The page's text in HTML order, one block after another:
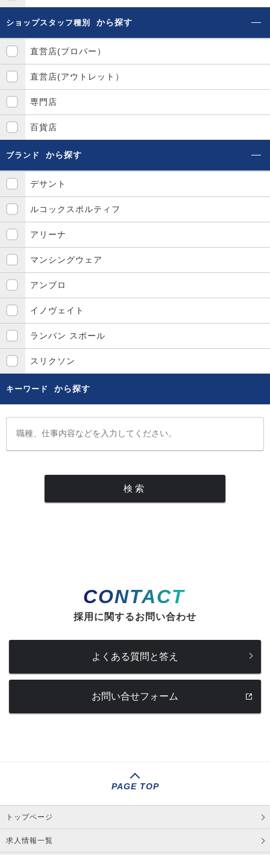
ショップスタッフ種別 から探す
直営店(プロパー）
直営店(アウトレット）
専門店
百貨店
ブランド から探す
デサント
ルコックスポルティフ
アリーナ
マンシングウェア
アンブロ
イノヴェイト
ランバン スポール
スリクソン
キーワード から探す
CONTACT
採用に関するお問い合わせ
よくある質問と答え
お問い合せフォーム
PAGE TOP
トップページ
求人情報一覧